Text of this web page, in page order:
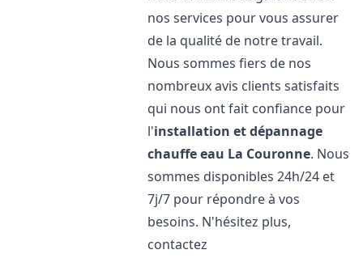
nos services pour vous assurer
de la qualité de notre travail.
Nous sommes fiers de nos
nombreux avis clients satisfaits
qui nous ont fait confiance pour
l'installation et dépannage
chauffe eau La Couronne. Nous
sommes disponibles 24h/24 et
7j/7 pour répondre à vos
besoins. N'hésitez plus,
contactez